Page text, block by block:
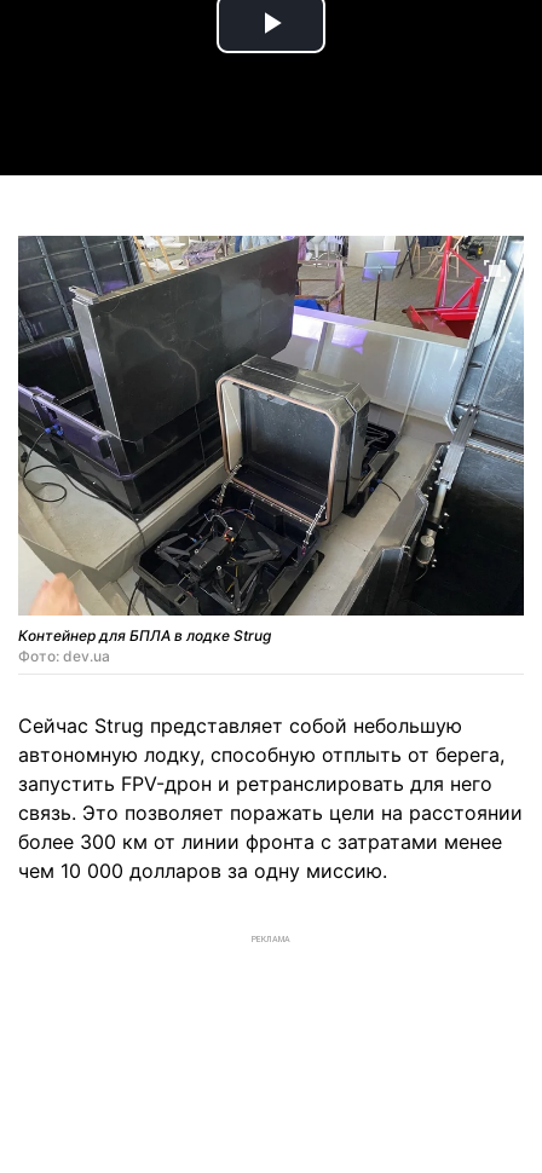
Play
Контейнер для БПЛА в лодке Strug
Фото: dev.ua
Сейчас Strug представляет собой небольшую
автономную лодку, способную отплыть от берега,
запустить FPV-дрон и ретранслировать для него
связь. Это позволяет поражать цели на расстоянии
более 300 км от линии фронта с затратами менее
чем 10 000 долларов за одну миссию.
РЕКЛАМА